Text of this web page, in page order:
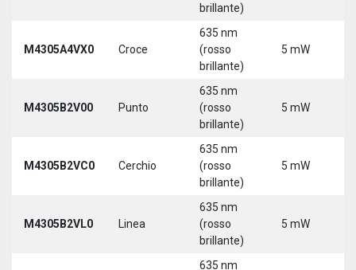
brillante)
M4305A4VX0 Croce
635 nm
(rosso
brillante)
5 mW
M4305B2V00 Punto
635 nm
(rosso
brillante)
5 mW
M4305B2VC0 Cerchio
635 nm
(rosso
brillante)
5 mW
M4305B2VL0 Linea
635 nm
(rosso
brillante)
5 mW
635 nm